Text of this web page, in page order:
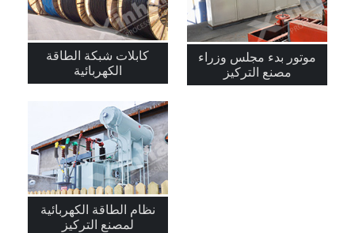
كابلات شبكة الطاقة
الكهربائية
موتور بدء مجلس وزراء
مصنع التركيز
نظام الطاقة الكهربائية
لمصنع التركيز